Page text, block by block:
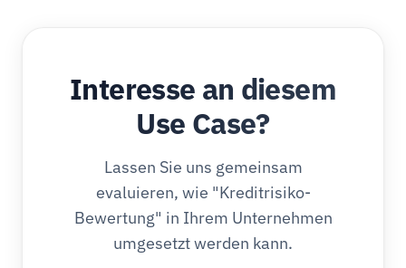
Interesse an diesem
Use Case?
Lassen Sie uns gemeinsam
evaluieren, wie "Kreditrisiko-
Bewertung" in Ihrem Unternehmen
umgesetzt werden kann.